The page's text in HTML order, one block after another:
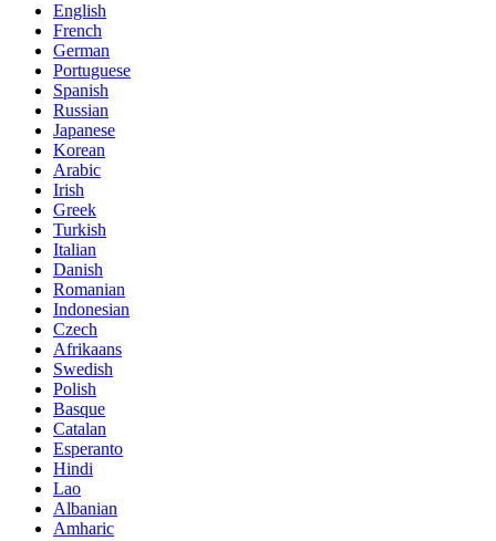
English
French
German
Portuguese
Spanish
Russian
Japanese
Korean
Arabic
Irish
Greek
Turkish
Italian
Danish
Romanian
Indonesian
Czech
Afrikaans
Swedish
Polish
Basque
Catalan
Esperanto
Hindi
Lao
Albanian
Amharic